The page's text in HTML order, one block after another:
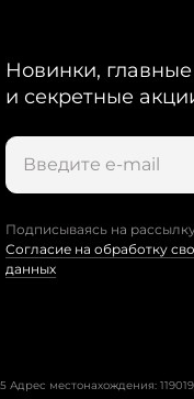
Новинки,
и секретные
Подписываясь на
Согласие на обработку
данных
Адрес местонахождения: